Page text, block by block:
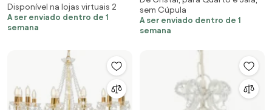
Disponível na lojas virtuais 2
A ser enviado dentro de 1
semana
elegante
sem Cúpula
A ser enviado dentro de 1
semana